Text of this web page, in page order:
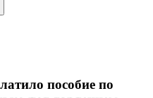
пособие по